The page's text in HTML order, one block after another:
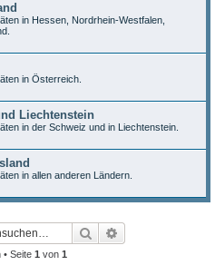
in Hessen, Nordrhein-Westfalen,
in Österreich.
Liechtenstein
in der Schweiz und in Liechtenstein.
in allen anderen Ländern.
Suche
• Seite 1 von 1